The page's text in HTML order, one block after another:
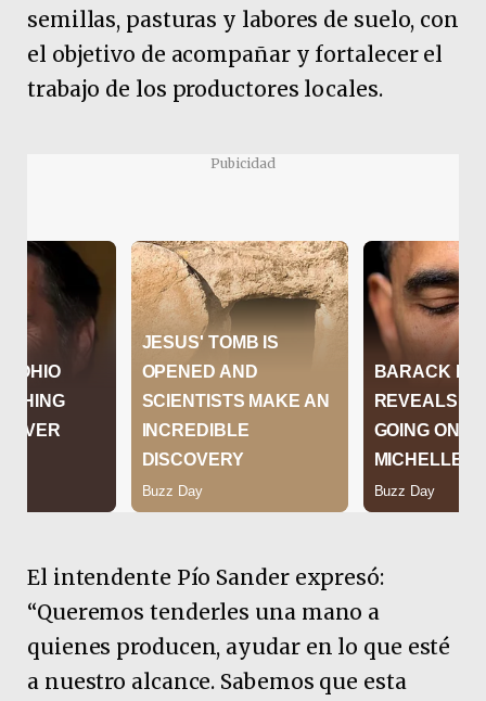
semillas, pasturas y labores de suelo, con
el objetivo de acompañar y fortalecer el
trabajo de los productores locales.
Pubicidad
El intendente Pío Sander expresó:
“Queremos tenderles una mano a
quienes producen, ayudar en lo que esté
a nuestro alcance. Sabemos que esta